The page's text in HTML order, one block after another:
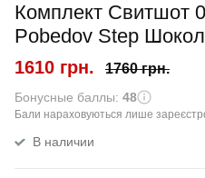
Комплект Свитшот
Pobedov Step
1610 грн. 1760 грн.
Бонусные баллы: 48
Бали нараховуються лише
В наличии